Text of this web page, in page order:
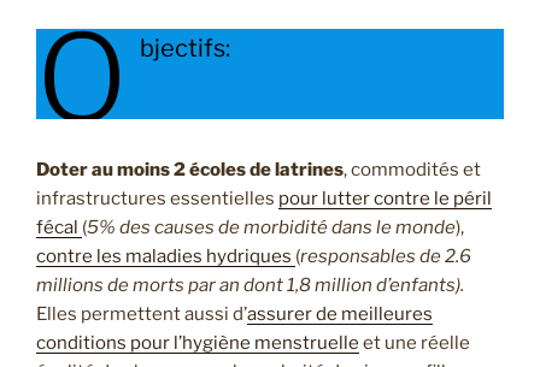
O bjectifs:
Doter au moins 2 écoles de latrines, commodités et
infrastructures essentielles pour lutter contre le péril
fécal (5% des causes de morbidité dans le monde),
contre les maladies hydriques (responsables de 2.6
millions de morts par an dont 1,8 million d’enfants).
Elles permettent aussi d’assurer de meilleures
conditions pour l’hygiène menstruelle et une réelle